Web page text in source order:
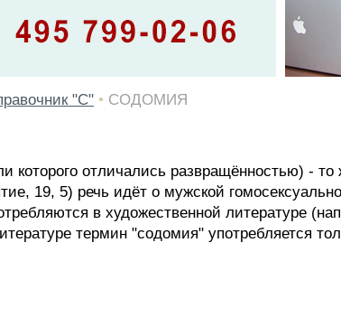
"С" • СОДОМИЯ
отличались развращённостью) - то
19, 5) речь идёт о мужской
в художественной литературе
термин "содомия" употребляется